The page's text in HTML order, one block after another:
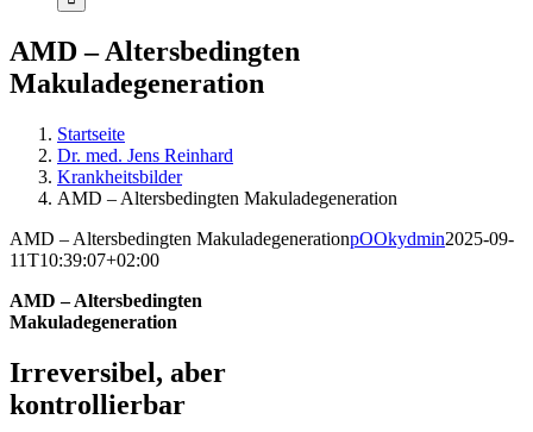
AMD – Altersbedingten
Makuladegeneration
Startseite
Dr. med. Jens Reinhard
Krankheitsbilder
AMD – Altersbedingten Makuladegeneration
AMD – Altersbedingten MakuladegenerationpOOkydmin2025-09-
11T10:39:07+02:00
AMD – Altersbedingten
Makuladegeneration
Irreversibel, aber
kontrollierbar